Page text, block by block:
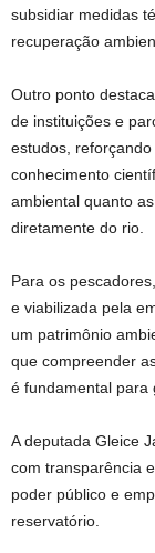
subsidiar medidas
recuperação
Outro ponto
de instituições e
estudos,
conhecimento
ambiental quanto
diretamente do rio.
Para os
e viabilizada pela
um patrimônio
que compreender
é fundamental para
A deputada Gleice
com transparência
poder público e
reservatório.